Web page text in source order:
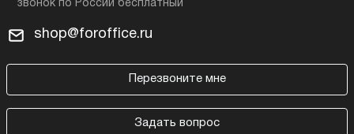
shop@foroffice.ru
Перезвоните мне
Задать вопрос